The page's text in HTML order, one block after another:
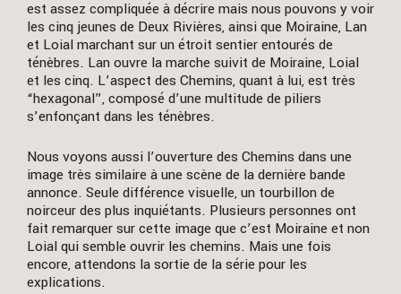
est assez compliquée à décrire mais nous pouvons y voir
les cinq jeunes de Deux Rivières, ainsi que Moiraine, Lan
et Loial marchant sur un étroit sentier entourés de
ténèbres. Lan ouvre la marche suivit de Moiraine, Loial
et les cinq. L’aspect des Chemins, quant à lui, est très
“hexagonal”, composé d’une multitude de piliers
s’enfonçant dans les ténèbres.
Nous voyons aussi l’ouverture des Chemins dans une
image très similaire à une scène de la dernière bande
annonce. Seule différence visuelle, un tourbillon de
noirceur des plus inquiétants. Plusieurs personnes ont
fait remarquer sur cette image que c’est Moiraine et non
Loial qui semble ouvrir les chemins. Mais une fois
encore, attendons la sortie de la série pour les
explications.